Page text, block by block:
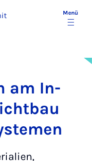
Menü
am In­